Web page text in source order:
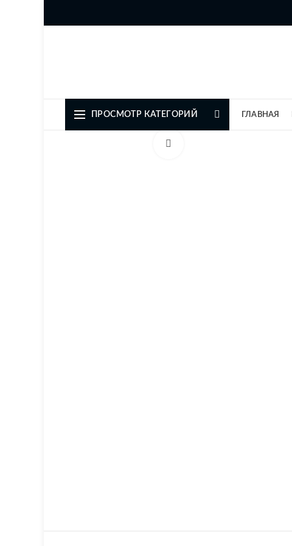
ПРОСМОТР КАТЕГОРИЙ ГЛАВНАЯ